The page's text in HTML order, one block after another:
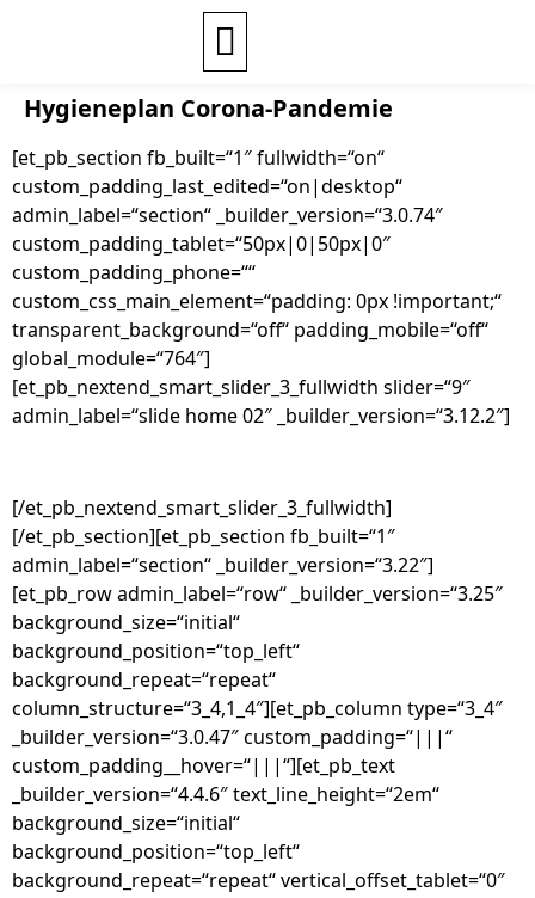
Hygieneplan Corona-Pandemie
[et_pb_section fb_built=“1″ fullwidth=“on“
custom_padding_last_edited=“on|desktop“
admin_label=“section“ _builder_version=“3.0.74″
custom_padding_tablet=“50px|0|50px|0″
custom_padding_phone=““
custom_css_main_element=“padding: 0px !important;“
transparent_background=“off“ padding_mobile=“off“
global_module=“764″]
[et_pb_nextend_smart_slider_3_fullwidth slider=“9″
admin_label=“slide home 02″ _builder_version=“3.12.2″]
[/et_pb_nextend_smart_slider_3_fullwidth]
[/et_pb_section][et_pb_section fb_built=“1″
admin_label=“section“ _builder_version=“3.22″]
[et_pb_row admin_label=“row“ _builder_version=“3.25″
background_size=“initial“
background_position=“top_left“
background_repeat=“repeat“
column_structure=“3_4,1_4″][et_pb_column type=“3_4″
_builder_version=“3.0.47″ custom_padding=“|||“
custom_padding__hover=“|||“][et_pb_text
_builder_version=“4.4.6″ text_line_height=“2em“
background_size=“initial“
background_position=“top_left“
background_repeat=“repeat“ vertical_offset_tablet=“0″